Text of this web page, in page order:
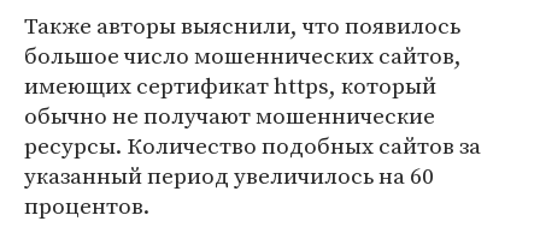
Также авторы выяснили, что появилось
большое число мошеннических сайтов,
имеющих сертификат https, который
обычно не получают мошеннические
ресурсы. Количество подобных сайтов за
указанный период увеличилось на 60
процентов.